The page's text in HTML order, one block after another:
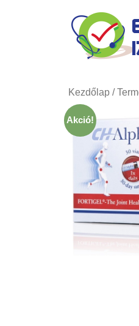
Kezdőlap /
Akció!